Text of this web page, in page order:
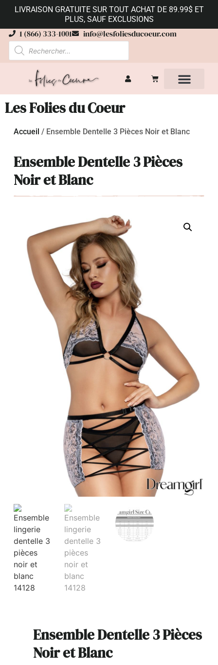
LIVRAISON GRATUITE SUR TOUT ACHAT DE 89.99$ ET
PLUS, SAUF EXCLUSIONS
1 (866) 333-1001 info@lesfoliesducoeur.com
Les Folies du Coeur
Accueil / Ensemble Dentelle 3 Pièces Noir et Blanc
Ensemble Dentelle 3 Pièces
Noir et Blanc
Ensemble Dentelle 3 Pièces
Noir et Blanc